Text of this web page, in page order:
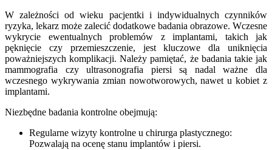
W zależności od wieku pacjentki i indywidualnych czynników
ryzyka, lekarz może zalecić dodatkowe badania obrazowe. Wczesne
wykrycie ewentualnych problemów z implantami, takich jak
pęknięcie czy przemieszczenie, jest kluczowe dla uniknięcia
poważniejszych komplikacji. Należy pamiętać, że badania takie jak
mammografia czy ultrasonografia piersi są nadal ważne dla
wczesnego wykrywania zmian nowotworowych, nawet u kobiet z
implantami.
Niezbędne badania kontrolne obejmują:
Regularne wizyty kontrolne u chirurga plastycznego:
Pozwalają na ocenę stanu implantów i piersi.